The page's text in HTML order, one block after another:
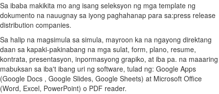
Sa ibaba makikita mo ang isang seleksyon ng mga template ng
dokumento na nauugnay sa iyong paghahanap para sa:press release
distribution companies.
Sa halip na magsimula sa simula, mayroon ka na ngayong direktang
daan sa kapaki-pakinabang na mga sulat, form, plano, resume,
kontrata, presentasyon, inpormasyong grapiko, at iba pa. na maaaring
mabuksan sa iba't ibang uri ng software, tulad ng: Google Apps
(Google Docs , Google Slides, Google Sheets) at Microsoft Office
(Word, Excel, PowerPoint) o PDF reader.